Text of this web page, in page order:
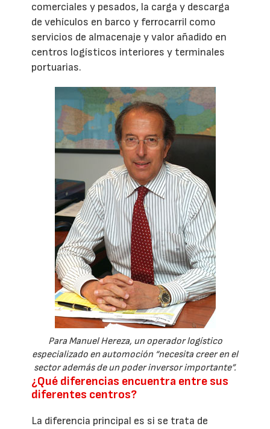
comerciales y pesados, la carga y descarga
de vehículos en barco y ferrocarril como
servicios de almacenaje y valor añadido en
centros logísticos interiores y terminales
portuarias.
Para Manuel Hereza, un operador logístico
especializado en automoción “necesita creer en el
sector además de un poder inversor importante”.
¿Qué diferencias encuentra entre sus
diferentes centros?
La diferencia principal es si se trata de